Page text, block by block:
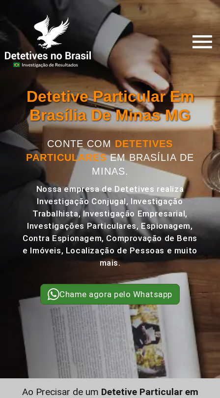
Detetive Particular Em
Brasília De Minas MG
CONTE COM DETETIVES
PARTICULARESEM BRASÍLIA DE
MINAS.
Nossa empresa de Detetives realiza
Investigação Conjugal, Investigação
Trabalhista, Investigação Empresarial,
Investigações Particulares, Espionagem,
Contra Espionagem, Comprovação de Bens
e Imóveis, Localização de Pessoas e muito
mais.
Chame agora pelo Whatsapp
Ao Precisar de um Detetive Particular em